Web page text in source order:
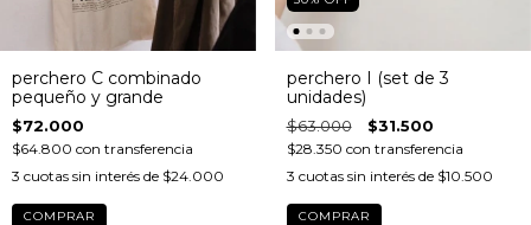
perchero C combinado
pequeño y grande
$72.000
$64.800 con transferencia
3 cuotas sin interés de $24.000
COMPRAR
perchero I (set de 3
unidades)
$63.000 $31.500
$28.350 con transferencia
3 cuotas sin interés de $10.500
COMPRAR